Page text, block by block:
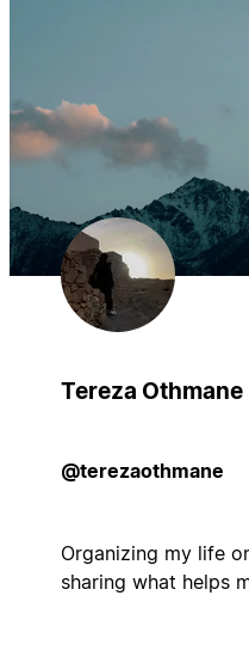
Tereza Othmane
@terezaothmane
Organizing my life
sharing what helps